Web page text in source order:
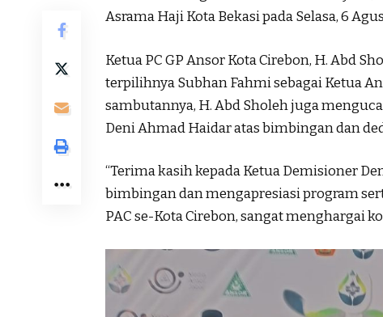
Asrama Haji Kota Bekasi pada Selasa, 6
Ketua PC GP Ansor Kota Cirebon, H. Abd
terpilihnya Subhan Fahmi sebagai Ketua
sambutannya, H. Abd Sholeh juga
Deni Ahmad Haidar atas bimbingan dan
“Terima kasih kepada Ketua Demisioner
bimbingan dan mengapresiasi program
PAC se-Kota Cirebon, sangat menghargai